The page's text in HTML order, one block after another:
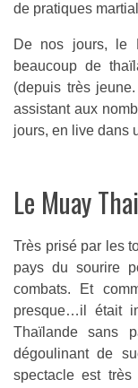
de pratiques
De nos jours, le
beaucoup de
(depuis très
assistant aux
jours, en live dans
Le Muay
Très prisé par les
pays du sourire
combats. Et
presque…il était
Thaïlande sans
dégoulinant de
spectacle est très